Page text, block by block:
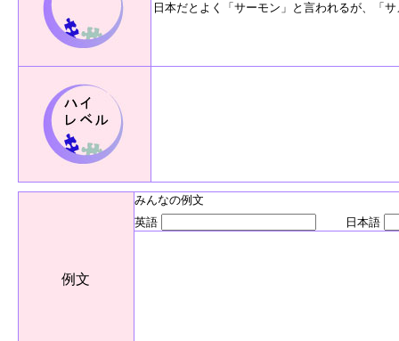
日本だとよく「サーモン」と言われるが、「
例文
みんなの例文
英語
日本語